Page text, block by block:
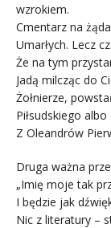
wzrokiem.
Cmentarz na
Umarłych. Lecz
Że na tym
Jadą milcząc do
Żołnierze,
Piłsudskiego
Z Oleandrów
Druga ważna
„Imię moje tak
I będzie jak
Nic z literatury –